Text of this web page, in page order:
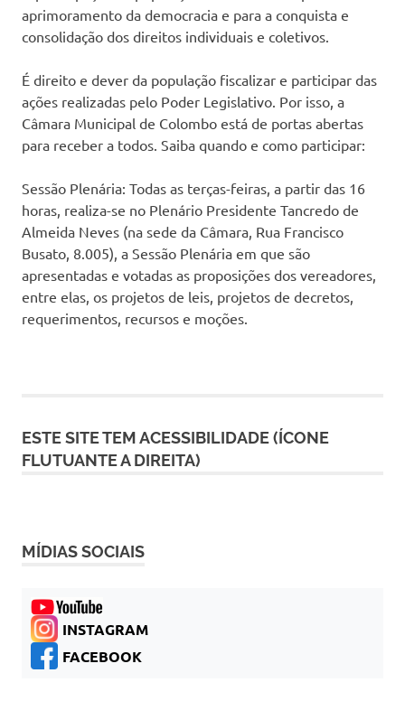
aprimoramento da democracia e para a conquista e
consolidação dos direitos individuais e coletivos.
É direito e dever da população fiscalizar e participar das
ações realizadas pelo Poder Legislativo. Por isso, a
Câmara Municipal de Colombo está de portas abertas
para receber a todos. Saiba quando e como participar:
Sessão Plenária: Todas as terças-feiras, a partir das 16
horas, realiza-se no Plenário Presidente Tancredo de
Almeida Neves (na sede da Câmara, Rua Francisco
Busato, 8.005), a Sessão Plenária em que são
apresentadas e votadas as proposições dos vereadores,
entre elas, os projetos de leis, projetos de decretos,
requerimentos, recursos e moções.
ESTE SITE TEM ACESSIBILIDADE (ÍCONE
FLUTUANTE A DIREITA)
MÍDIAS SOCIAIS
INSTAGRAM
FACEBOOK